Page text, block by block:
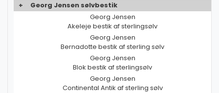
+
Georg Jensen sølvbestik
Georg Jensen
Akeleje bestik af sterlingsølv
Georg Jensen
Bernadotte bestik af sterling sølv
Georg Jensen
Blok bestik af sterlingsølv
Georg Jensen
Continental Antik af sterling sølv